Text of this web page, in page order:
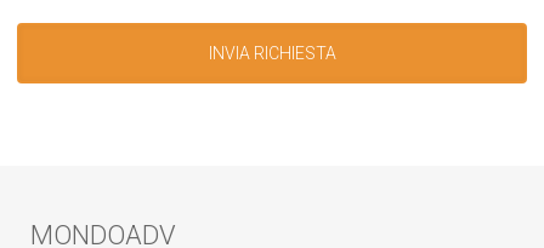
MONDOADV